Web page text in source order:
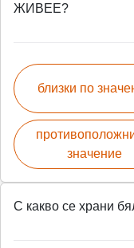
ЖИВЕЕ?
близки по
значение
С какво се храни